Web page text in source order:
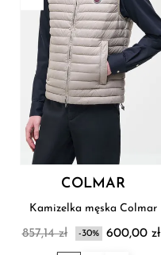
COLMAR
Kamizelka męska Colmar
857,14 zł -30% 600,00 zł